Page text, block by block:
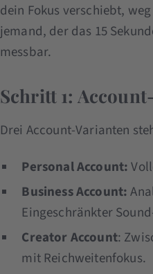
dein Fokus verschiebt,
jemand, der das 15
messbar.
Schritt 1:
Drei Account-Varianten
Personal Account:
Business Account:
Eingeschränkter
Creator Account:
mit Reichweitenfokus.